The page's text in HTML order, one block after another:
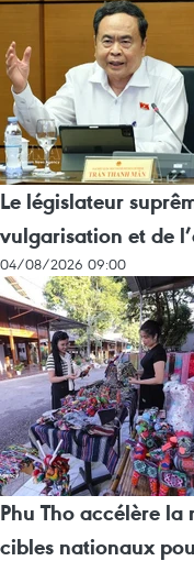
Le législateur
vulgarisation et de
04/08/2026 09:00
Phu Tho accélère
cibles nationaux